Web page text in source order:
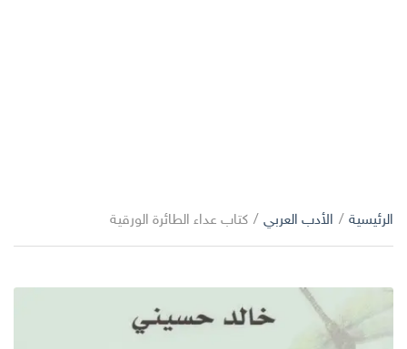
الرئيسية / الأدب العربي / كتاب عداء الطائرة الورقية